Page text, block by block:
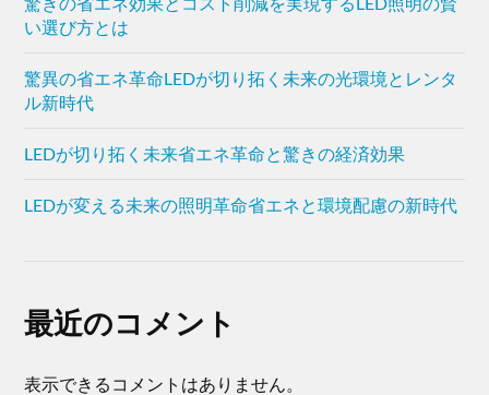
い選び方とは
驚異の省エネ革命LEDが切り拓く未来の光環境とレンタ
ル新時代
LEDが切り拓く未来省エネ革命と驚きの経済効果
LEDが変える未来の照明革命省エネと環境配慮の新時代
最近のコメント
表示できるコメントはありません。